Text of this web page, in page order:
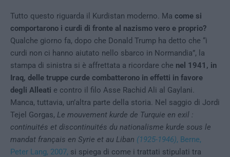
Tutto questo riguarda il Kurdistan moderno. Ma come si
comportarono i curdi di fronte al nazismo vero e proprio?
Qualche giorno fa, dopo che Donald Trump ha detto che “i
curdi non ci hanno aiutato nello sbarco in Normandia”, la
stampa di sinistra si è affrettata a ricordare che nel 1941, in
Iraq, delle truppe curde combatterono in effetti in favore
degli Alleati e contro il filo Asse Rachid Ali al Gaylani.
Manca, tuttavia, un’altra parte della storia. Nel saggio di Jordi
Tejel Gorgas, Le mouvement kurde de Turquie en exil :
continuités et discontinuités du nationalisme kurde sous le
mandat français en Syrie et au Liban (1925-1946), Berne,
Peter Lang, 2007, si spiega di come i trattati stipulati tra